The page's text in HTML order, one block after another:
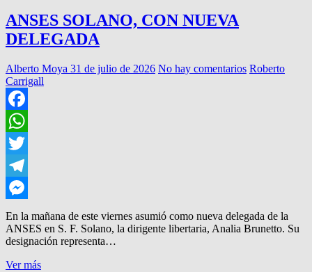
ANSES SOLANO, CON NUEVA
DELEGADA
Alberto Moya 31 de julio de 2026 No hay comentarios Roberto
Carrigall
Facebook
WhatsApp
Twitter
Telegram
Messenger
En la mañana de este viernes asumió como nueva delegada de la
ANSES en S. F. Solano, la dirigente libertaria, Analia Brunetto. Su
designación representa…
Ver másANSES